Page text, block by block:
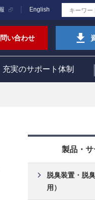
English
い合わせ
充実のサポート体制
製品・
脱臭装置・脱
用）